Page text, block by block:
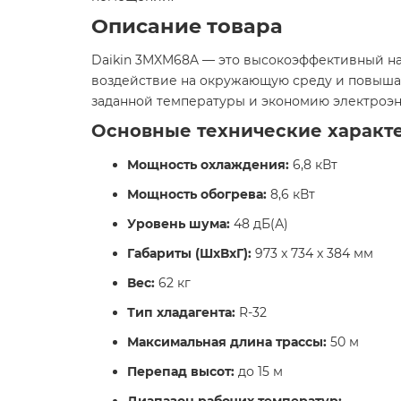
Описание товара
Daikin 3MXM68A — это высокоэффективный
воздействие на окружающую среду и
заданной температуры и экономию
Основные технические
Мощность охлаждения: 6,8 кВт​
Мощность обогрева: 8,6 кВт​
Уровень шума: 48 дБ(А)​
Габариты (ШхВхГ): 973 x 734 x 384 мм​
Вес: 62 кг​
Тип хладагента: R-32​
Максимальная длина трассы: 50 м​
Перепад высот: до 15 м​